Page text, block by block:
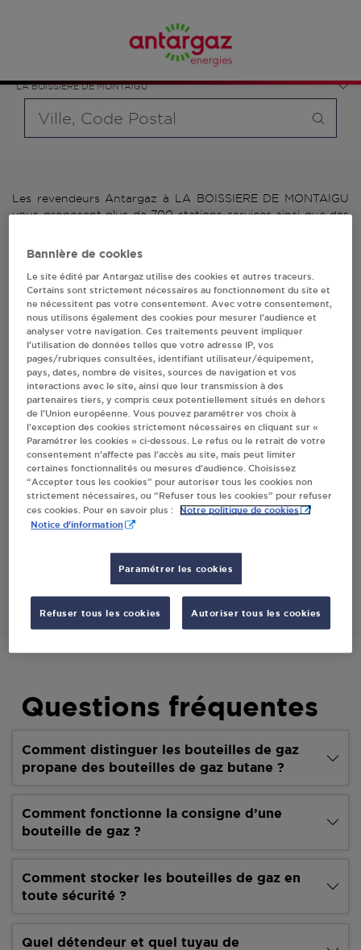
LA BOISSIERE DE MONTAIGU
bouteille souhaité et le type de point de vente (revendeur /
distributeur automatique de bouteilles de gaz ou station GPL
carburant)
Les revendeurs Antargaz à LA BOISSIERE DE MONTAIGU
vous proposent plus de 700 stations-services ainsi que des
des revendeurs Antargaz à LA BOISSIERE DE MONTAIGU,
distributeurs de bouteilles de gaz.
1 revendeur(s) Antargaz
à LA BOISSIERE DE
MONTAIGU
Villes
CAVAC SCA LA BOISSIERE DE MONTAIGU
AGRI VILLAGE
ROUTE DE MONTAIGU
S'Y RENDRE
Questions fréquentes
Comment distinguer les bouteilles de gaz
propane des bouteilles de gaz butane ?
Comment fonctionne la consigne d’une
bouteille de gaz ?
Comment stocker les bouteilles de gaz en
toute sécurité ?
Quel détendeur et quel tuyau de
Bannière de cookies
Le site édité par Antargaz utilise des cookies et autres traceurs.
Certains sont strictement nécessaires au fonctionnement du site et
ne nécessitent pas votre consentement. Avec votre consentement,
nous utilisons également des cookies pour mesurer l’audience et
analyser votre navigation. Ces traitements peuvent impliquer
l’utilisation de données telles que votre adresse IP, vos
pages/rubriques consultées, identifiant utilisateur/équipement,
pays, dates, nombre de visites, sources de navigation et vos
interactions avec le site, ainsi que leur transmission à des
partenaires tiers, y compris ceux potentiellement situés en dehors
de l’Union européenne. Vous pouvez paramétrer vos choix à
l’exception des cookies strictement nécessaires en cliquant sur «
Paramétrer les cookies » ci-dessous. Le refus ou le retrait de votre
consentement n’affecte pas l’accès au site, mais peut limiter
certaines fonctionnalités ou mesures d’audience. Choisissez
“Accepter tous les cookies” pour autoriser tous les cookies non
strictement nécessaires, ou “Refuser tous les cookies” pour refuser
ces cookies. Pour en savoir plus :
Notre politique de cookies
Notice d'information
Paramétrer les cookies
Refuser tous les cookies Autoriser tous les cookies